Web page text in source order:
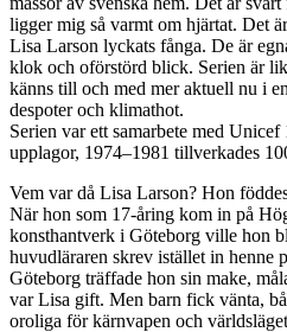
ligger mig så varmt om hjärtat. Det
Lisa Larson lyckats fånga. De är
klok och oförstörd blick. Serien är
känns till och med mer aktuell nu i
despoter och klimathot.
Serien var ett samarbete med
upplagor, 1974–1981 tillverkades
Vem var då Lisa Larson? Hon
När hon som 17-åring kom in på
konsthantverk i Göteborg ville hon
huvudläraren skrev istället in henne
Göteborg träffade hon sin make,
var Lisa gift. Men barn fick vänta,
oroliga för kärnvapen och